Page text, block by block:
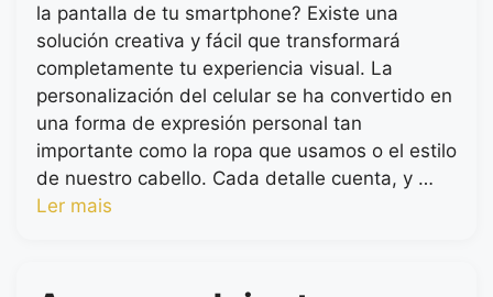
la pantalla de tu smartphone? Existe una
solución creativa y fácil que transformará
completamente tu experiencia visual. La
personalización del celular se ha convertido en
una forma de expresión personal tan
importante como la ropa que usamos o el estilo
de nuestro cabello. Cada detalle cuenta, y …
Ler mais